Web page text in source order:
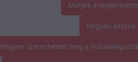
Melyek a
Hogyan
Hogyan szerezheted meg a